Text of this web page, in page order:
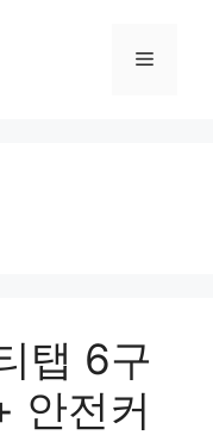
메
탭 6구
안전커